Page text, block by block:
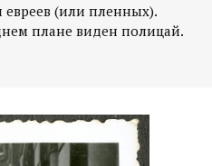
евреев (или пленных).
плане виден полицай.